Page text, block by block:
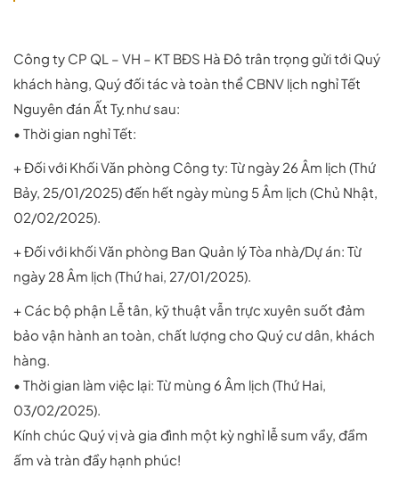
Công ty CP QL – VH – KT BĐS Hà Đô trân trọng gửi tới Quý
khách hàng, Quý đối tác và toàn thể CBNV lịch nghỉ Tết
Nguyên đán Ất Tỵ như sau:
• Thời gian nghỉ Tết:
+ Đối với Khối Văn phòng Công ty: Từ ngày 26 Âm lịch (Thứ
Bảy, 25/01/2025) đến hết ngày mùng 5 Âm lịch (Chủ Nhật,
02/02/2025).
+ Đối với khối Văn phòng Ban Quản lý Tòa nhà/Dự án: Từ
ngày 28 Âm lịch (Thứ hai, 27/01/2025).
+ Các bộ phận Lễ tân, kỹ thuật vẫn trực xuyên suốt đảm
bảo vận hành an toàn, chất lượng cho Quý cư dân, khách
hàng.
• Thời gian làm việc lại: Từ mùng 6 Âm lịch (Thứ Hai,
03/02/2025).
Kính chúc Quý vị và gia đình một kỳ nghỉ lễ sum vầy, đầm
ấm và tràn đầy hạnh phúc!